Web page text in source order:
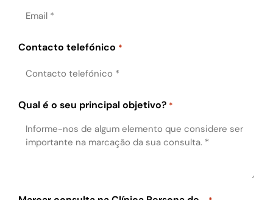
Contacto telefónico *
Qual é o seu principal objetivo? *